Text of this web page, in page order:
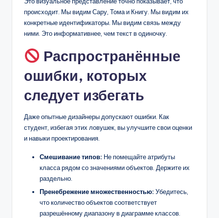
происходит. Мы видим Сару, Тома и Книгу. Мы видим их
конкретные идентификаторы. Мы видим связь между
ними. Это информативнее, чем текст в одиночку.
Распространённые
ошибки, которых
следует избегать
Даже опытные дизайнеры допускают ошибки. Как
студент, избегая этих ловушек, вы улучшите свои оценки
и навыки проектирования.
Смешивание типов: Не помещайте атрибуты
класса рядом со значениями объектов. Держите их
раздельно.
Пренебрежение множественностью: Убедитесь,
что количество объектов соответствует
разрешённому диапазону в диаграмме классов.